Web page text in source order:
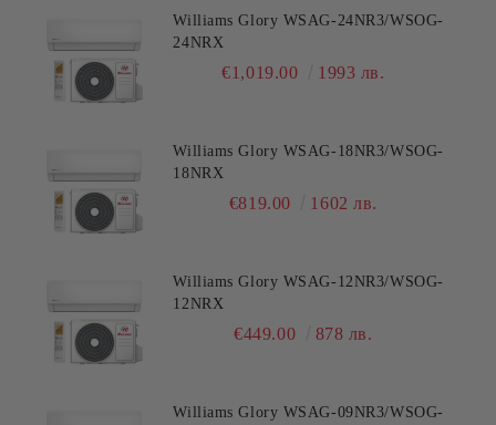
Williams Glory WSAG-24NR3/WSOG-
24NRX
€1,019.00 1993 лв.
Williams Glory WSAG-18NR3/WSOG-
18NRX
€819.00 1602 лв.
Williams Glory WSAG-12NR3/WSOG-
12NRX
€449.00 878 лв.
Williams Glory WSAG-09NR3/WSOG-